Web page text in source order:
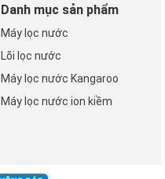
Danh mục sản phẩm
Máy lọc nước
Lõi lọc nước
Máy lọc nước Kangaroo
Máy lọc nước ion kiềm